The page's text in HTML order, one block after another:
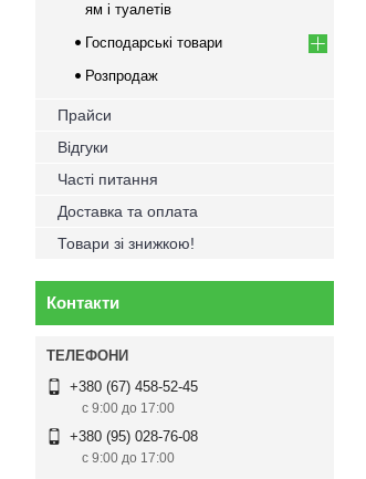
ям і туалетів
Господарські товари
Розпродаж
Прайси
Відгуки
Часті питання
Доставка та оплата
Товари зі знижкою!
Контакти
+380 (67) 458-52-45
с 9:00 до 17:00
+380 (95) 028-76-08
с 9:00 до 17:00